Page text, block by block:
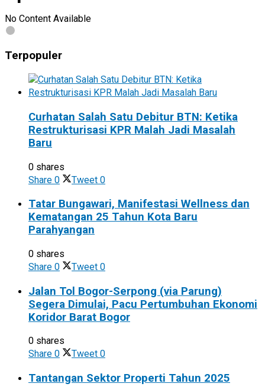
No Content Available
Terpopuler
Curhatan Salah Satu Debitur BTN: Ketika
Restrukturisasi KPR Malah Jadi Masalah
Baru
0 shares
Share 0 Tweet 0
Tatar Bungawari, Manifestasi Wellness dan
Kematangan 25 Tahun Kota Baru
Parahyangan
0 shares
Share 0 Tweet 0
Jalan Tol Bogor-Serpong (via Parung)
Segera Dimulai, Pacu Pertumbuhan Ekonomi
Koridor Barat Bogor
0 shares
Share 0 Tweet 0
Tantangan Sektor Properti Tahun 2025